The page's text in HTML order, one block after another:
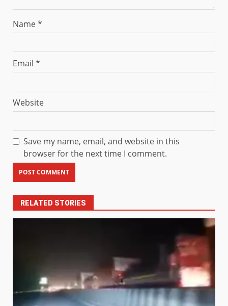
Name*
Email *
Website
Save my name, email, and website in this
browser for the next time I comment.
RELATED STORIES